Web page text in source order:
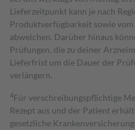
Lieferzeitpunkt kann je nach
Produktverfügbarkeit sowie
abweichen. Darüber hinaus
Prüfungen, die zu deiner
Lieferfrist um die Dauer der
verlängern.
4Für verschreibungspflichtige
Rezept aus und der Patient
gesetzliche